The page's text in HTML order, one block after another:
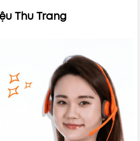
Thu Trang